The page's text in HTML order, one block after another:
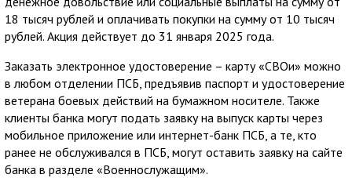
18 тысяч рублей и оплачивать покупки на сумму от 10 тысяч
рублей. Акция действует до 31 января 2025 года.
Заказать электронное удостоверение – карту «СВОи» можно
в любом отделении ПСБ, предъявив паспорт и удостоверение
ветерана боевых действий на бумажном носителе. Также
клиенты банка могут подать заявку на выпуск карты через
мобильное приложение или интернет-банк ПСБ, а те, кто
ранее не обслуживался в ПСБ, могут оставить заявку на сайте
банка в разделе «Военнослужащим».